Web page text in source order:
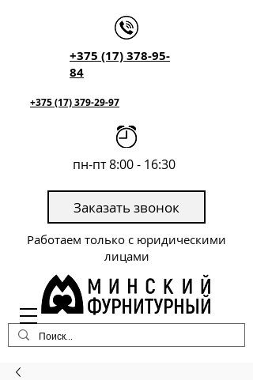
+375 (17) 378-95-
84
Заказать звонок
пн-пт 8:00 - 16:30
Работаем только с юридическими
лицами
+375 (17) 379-29-97